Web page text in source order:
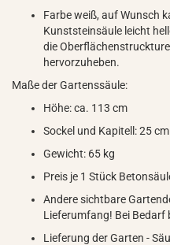
Farbe weiß, auf Wunsch
Kunststeinsäule leicht
die
hervorzuheben.
Maße der Gartenssäule:
Höhe: ca. 113 cm
Sockel und Kapitell: 25
Gewicht: 65 kg
Preis je 1 Stück
Andere sichtbare
Lieferumfang! Bei Bedarf
Lieferung der Garten -